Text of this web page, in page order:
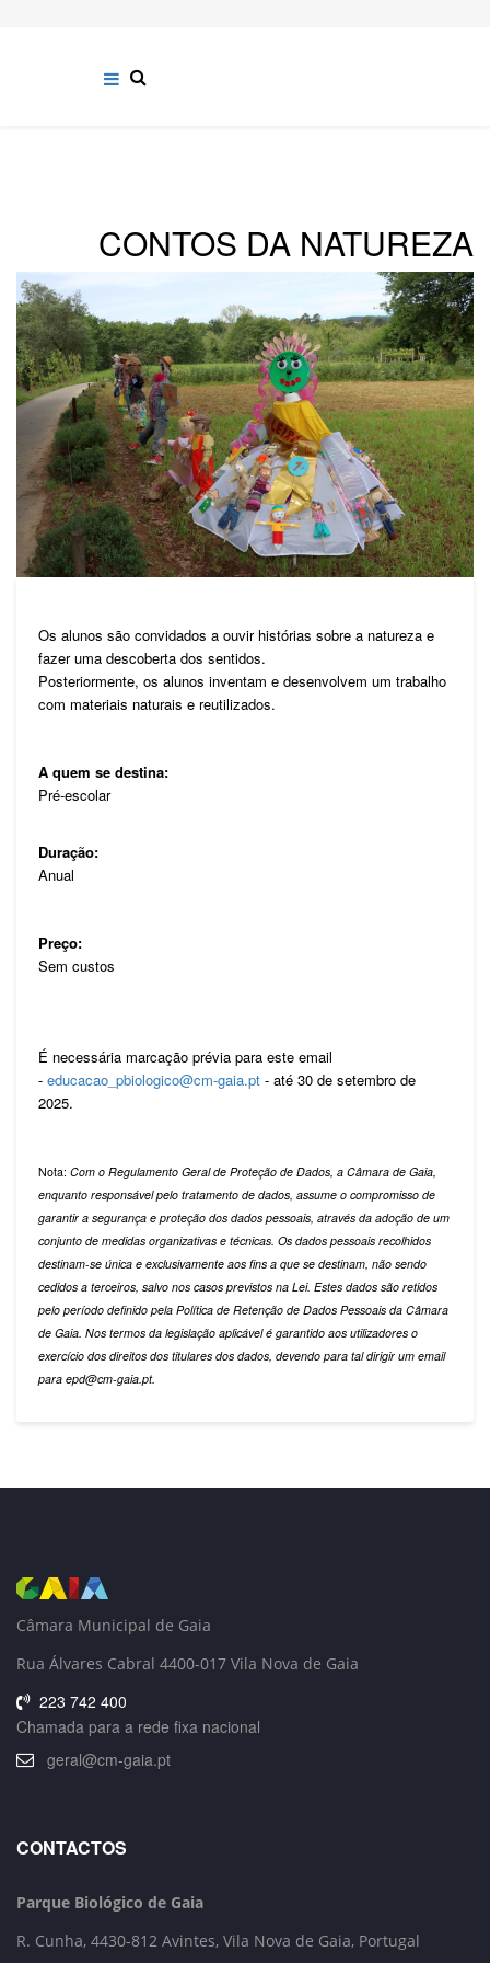
CONTOS DA NATUREZA
Os alunos são convidados a ouvir histórias sobre a natureza e
fazer uma descoberta dos sentidos.
Posteriormente, os alunos inventam e desenvolvem um trabalho
com materiais naturais e reutilizados.
A quem se destina:
Pré-escolar
Duração:
Anual
Preço:
Sem custos
É necessária marcação prévia para este email
- educacao_pbiologico@cm-gaia.pt - até 30 de setembro de
2025.
Nota: Com o Regulamento Geral de Proteção de Dados, a Câmara de Gaia,
enquanto responsável pelo tratamento de dados, assume o compromisso de
garantir a segurança e proteção dos dados pessoais, através da adoção de um
conjunto de medidas organizativas e técnicas. Os dados pessoais recolhidos
destinam-se única e exclusivamente aos fins a que se destinam, não sendo
cedidos a terceiros, salvo nos casos previstos na Lei. Estes dados são retidos
pelo período definido pela Política de Retenção de Dados Pessoais da Câmara
de Gaia. Nos termos da legislação aplicável é garantido aos utilizadores o
exercício dos direitos dos titulares dos dados, devendo para tal dirigir um email
para epd@cm-gaia.pt.
Câmara Municipal de Gaia
Rua Álvares Cabral 4400-017 Vila Nova de Gaia
223 742 400
Chamada para a rede fixa nacional
geral@cm-gaia.pt
CONTACTOS
Parque Biológico de Gaia
R. Cunha, 4430-812 Avintes, Vila Nova de Gaia, Portugal